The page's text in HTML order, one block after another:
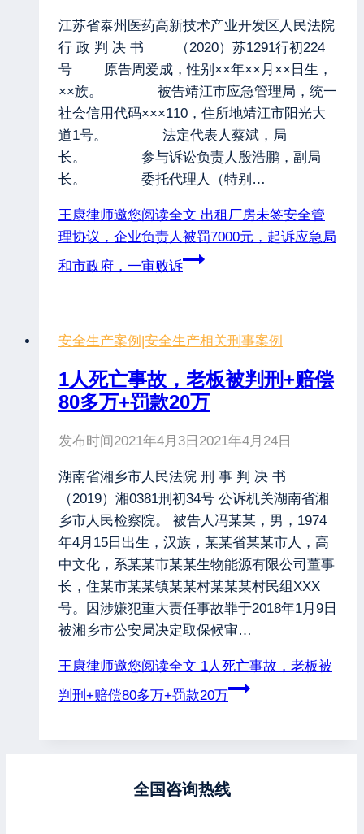
江苏省泰州医药高新技术产业开发区人民法院
行 政 判 决 书 （2020）苏1291行初224
号 原告周爱成，性别××年××月××日生，
××族。 被告靖江市应急管理局，统一
社会信用代码×××110，住所地靖江市阳光大
道1号。 法定代表人蔡斌，局
长。 参与诉讼负责人殷浩鹏，副局
长。 委托代理人（特别…
王康律师邀您阅读全文 出租厂房未签安全管
理协议，企业负责人被罚7000元，起诉应急局
和市政府，一审败诉
安全生产案例 安全生产相关刑事案例
1人死亡事故，老板被判刑+赔偿
80多万+罚款20万
发布时间 2021年4月3日 2021年4月24日
湖南省湘乡市人民法院 刑 事 判 决 书
（2019）湘0381刑初34号 公诉机关湖南省湘
乡市人民检察院。 被告人冯某某，男，1974
年4月15日出生，汉族，某某省某某市人，高
中文化，系某某市某某生物能源有限公司董事
长，住某市某某镇某某村某某某村民组XXX
号。因涉嫌犯重大责任事故罪于2018年1月9日
被湘乡市公安局决定取保候审…
王康律师邀您阅读全文 1人死亡事故，老板被
判刑+赔偿80多万+罚款20万
全国咨询热线